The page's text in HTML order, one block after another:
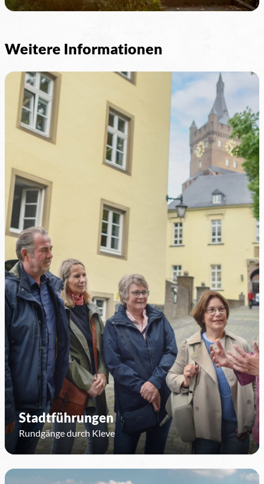
Weitere Informationen
Stadtführungen
Rundgänge durch Kleve